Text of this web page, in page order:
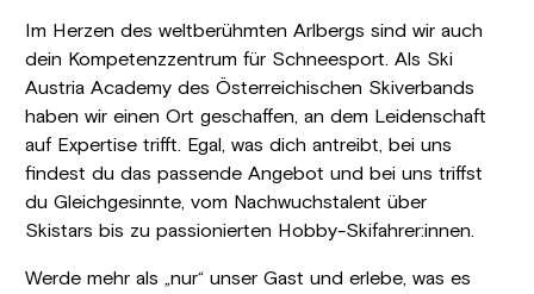
Im Herzen des weltberühmten Arlbergs sind wir auch
dein Kompetenzzentrum für Schneesport. Als Ski
Austria Academy des Österreichischen Skiverbands
haben wir einen Ort geschaffen, an dem Leidenschaft
auf Expertise trifft. Egal, was dich antreibt, bei uns
findest du das passende Angebot und bei uns triffst
du Gleichgesinnte, vom Nachwuchstalent über
Skistars bis zu passionierten Hobby-Skifahrer:innen.
Werde mehr als „nur“ unser Gast und erlebe, was es